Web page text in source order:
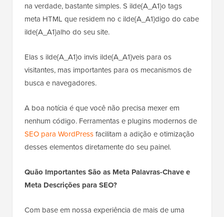
na verdade, bastante simples. S ilde{A_A1}o tags
meta HTML que residem no c ilde{A_A1}digo do cabe
ilde{A_A1}alho do seu site.
Elas s ilde{A_A1}o invis ilde{A_A1}veis para os
visitantes, mas importantes para os mecanismos de
busca e navegadores.
A boa notícia é que você não precisa mexer em
nenhum código. Ferramentas e plugins modernos de
SEO para WordPressfacilitam a adição e otimização
desses elementos diretamente do seu painel.
Quão Importantes São as Meta Palavras-Chave e
Meta Descrições para SEO?
Com base em nossa experiência de mais de uma